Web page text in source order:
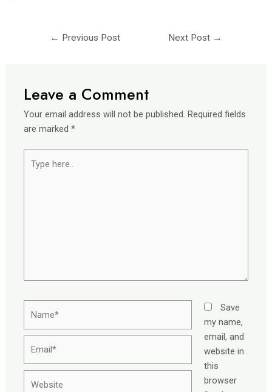
← Previous Post Next Post →
Leave a Comment
Your email address will not be published. Required fields
are marked*
here..
Save
my name,
email, and
website in
this
browser